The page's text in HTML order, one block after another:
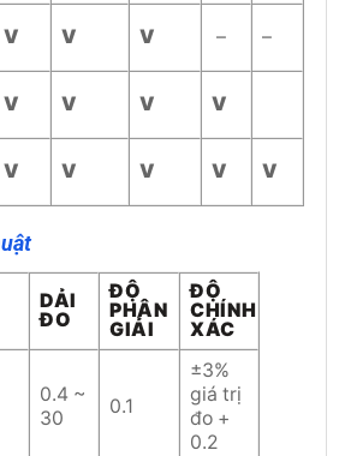
V V V – –
V V V V
V V V V V
DẢI
ĐO
ĐỘ
PHÂN
GIẢI
ĐỘ
CHÍNH
XÁC
0.4 ~
30
0.1
±3%
giá trị
đo +
0.2